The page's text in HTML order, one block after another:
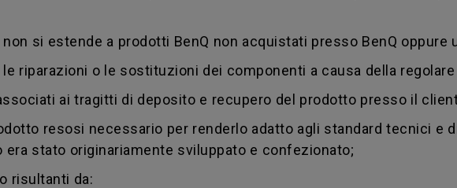
si estende a prodotti BenQ non acquistati presso BenQ oppure
riparazioni o le sostituzioni dei componenti a causa della regolare
ai tragitti di deposito e recupero del prodotto presso il
resosi necessario per renderlo adatto agli standard tecnici e
era stato originariamente sviluppato e confezionato;
risultanti da: